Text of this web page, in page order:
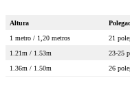
Altura
1 metro / 1,20 metros
21
1.21m / 1.53m
23-25
1.36m / 1.50m
26